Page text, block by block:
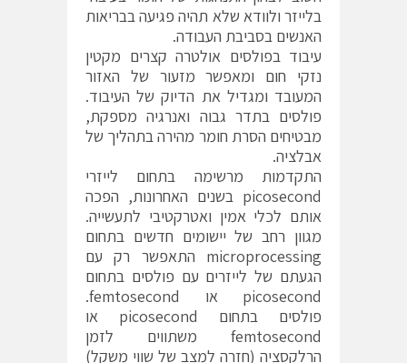
בלייזר ולוודא שלא תהיה פגיעה בבריאות
האנשים בסביבת העבודה.
עיבוד בפולסים אולטרה קצרים מקטין
נזקי חום ומאפשר מזעור של האזור
המעובד ומגדיל את הדיוק של העיבוד.
פולסים בתדר גבוה ואנרגיה מספקת,
מבטיחים הסרת חומר מהירה בתהליך של
אבלציה.
התקדמות מרשימה בתחום לייזרי
picosecond בשנים האחרונות, הפכה
אותם לכלי אמין ואטרקטיבי לתעשייה.
מגוון רחב של יישומים חדשים בתחום
microprocessing התאפשר רק עם
הגעתם של לייזרים עם פולסים בתחום
picosecond או femtosecond.
פולסים בתחום picosecond או
femtosecond משתווים לזמן
הרלקסציה (חזרה למצב של שווי משקל)